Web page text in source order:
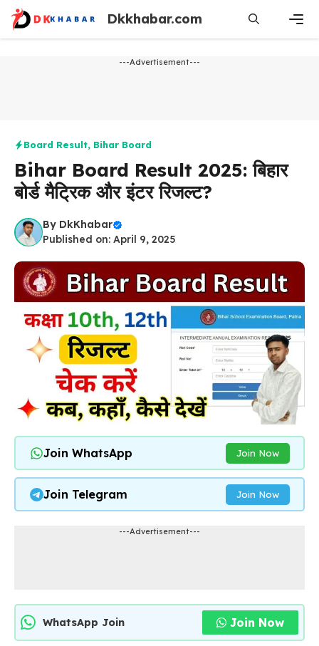
Skip
content
Dkkhabar.com
---Advertisement---
Board Result, Bihar Board
Bihar Board Result 2025: बिहार
बोर्ड मैट्रिक और इंटर रिजल्ट?
By DkKhabar
Published on: April 9, 2025
Join WhatsApp Join Now
Join Telegram Join Now
---Advertisement---
WhatsApp Join Join Now